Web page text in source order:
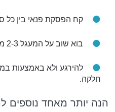
קח הפסקת פנאי בין כל
בוא שוב על המעגל 2-3 מקרים.
להירגע ולא באמצעות
חלקה.
הנה יותר מאחד נוספים